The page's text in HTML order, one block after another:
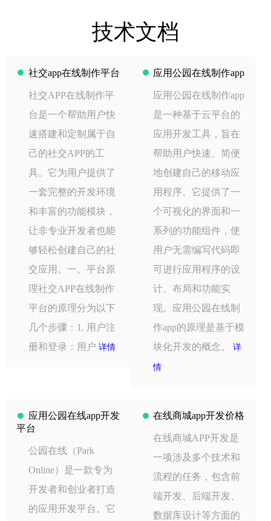
技术文档
社交app在线制作平台
社交APP在线制作平
台是一个帮助用户快
速搭建和定制属于自
己的社交APP的工
具。它为用户提供了
一套完整的开发环境
和丰富的功能模块，
让非专业开发者也能
够轻松创建自己的社
交应用。一、平台原
理社交APP在线制作
平台的原理分为以下
几个步骤：1. 用户注
册和登录：用户 详情
应用公园在线制作app
应用公园在线制作app
是一种基于云平台的
应用开发工具，旨在
帮助用户快速、简便
地创建自己的移动应
用程序。它提供了一
个可视化的界面和一
系列的功能组件，使
用户无需编写代码即
可进行应用程序的设
计、布局和功能实
现。应用公园在线制
作app的原理是基于模
块化开发的概念。详
情
应用公园在线app开发
平台
公园在线（Park
Online）是一款专为
开发者和创业者打造
的应用开发平台。它
在线商城app开发价格
在线商城APP开发是
一项涉及多个技术和
流程的任务，包含前
端开发、后端开发、
数据库设计等方面的